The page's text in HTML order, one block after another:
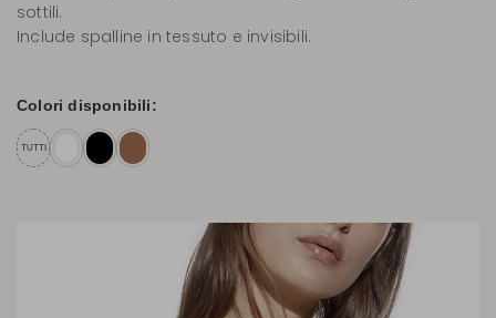
sottili.
Include spalline in tessuto e invisibili.
Colori disponibili:
TUTTI